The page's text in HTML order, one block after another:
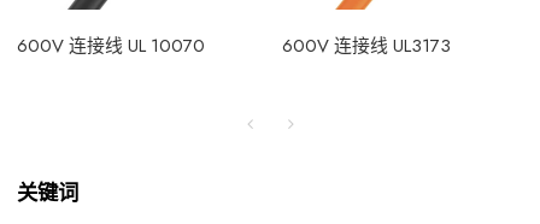
600V 连接线 UL 10070 600V 连接线 UL3173
关键词